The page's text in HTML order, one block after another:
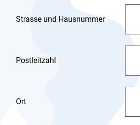
Strasse und Hausnummer
Postleitzahl
Ort